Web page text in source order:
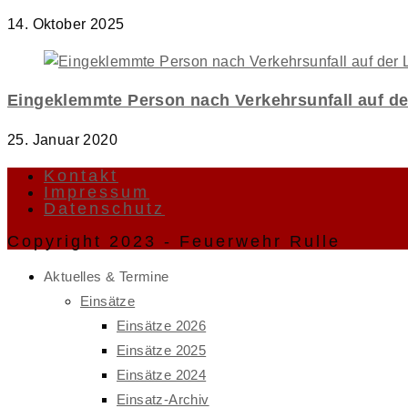
14. Oktober 2025
Eingeklemmte Person nach Verkehrsunfall auf
25. Januar 2020
Kontakt
Impressum
Datenschutz
Copyright 2023 - Feuerwehr Rulle
Aktuelles & Termine
Einsätze
Einsätze 2026
Einsätze 2025
Einsätze 2024
Einsatz-Archiv